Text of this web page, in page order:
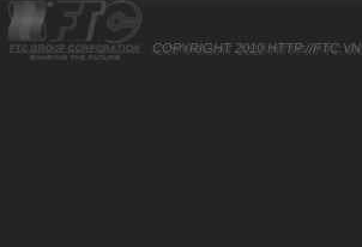
COPYRIGHT 2010 HTTP://FTC.VN